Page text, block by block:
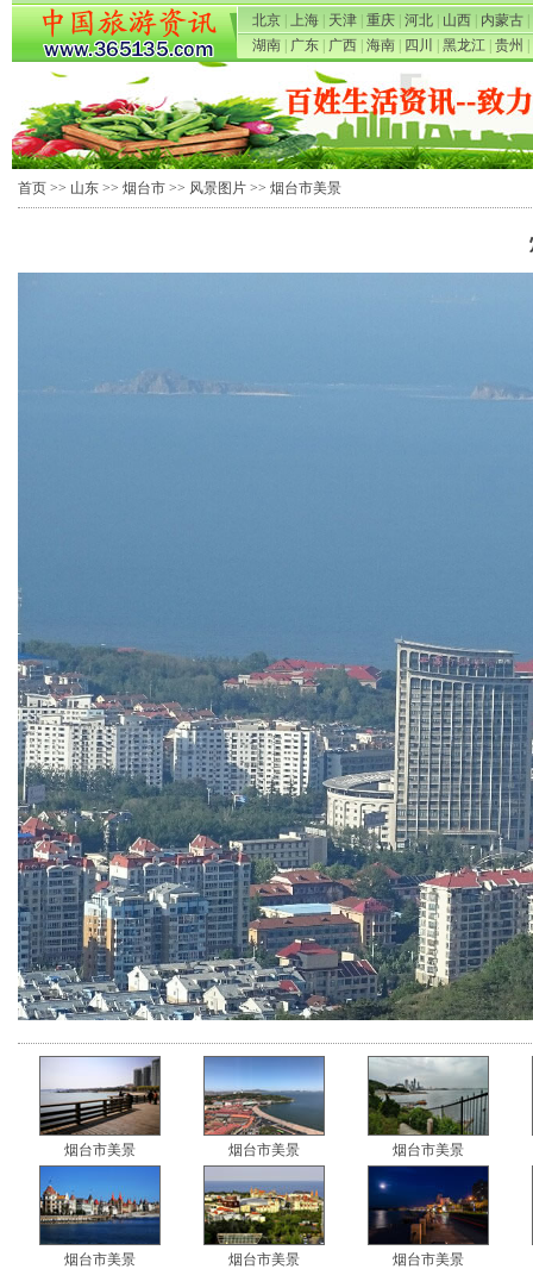
北京 上海 天津 重庆 河北 山西 内蒙古
湖南
广东 广西 海南 四川 黑龙江 贵州
首页 >> 山东 >> 烟台市 >> 风景图片 >> 烟台市美景
烟台市美景 烟台市美景 烟台市美景
烟台市美景 烟台市美景 烟台市美景